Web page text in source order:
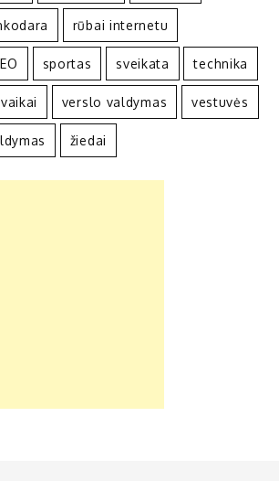
rūbai internetu
sportas sveikata technika
vaikai verslo valdymas vestuvės
žiedai